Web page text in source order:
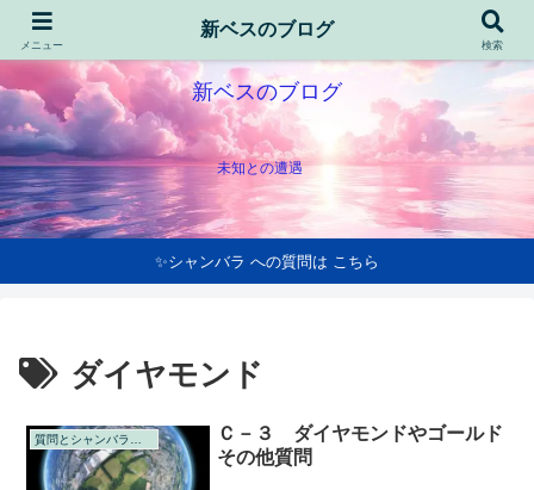
新ベスのブログ
未知との遭遇
✨シャンバラ への質問は こちら
ダイヤモンド
Ｃ－３ ダイヤモンドやゴールド
その他質問
メニュー
新ベスのブログ
検索